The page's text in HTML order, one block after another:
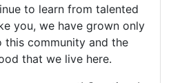
to learn from talented
you, we have grown only
this community and the
that we live here.